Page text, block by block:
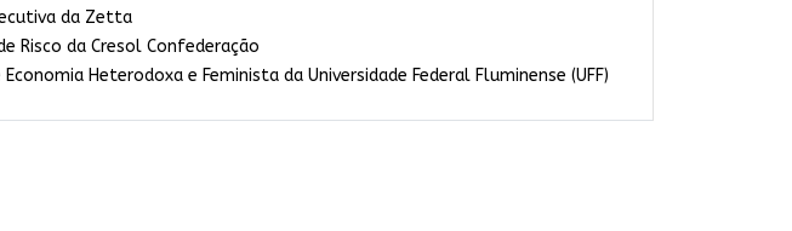
da Zetta
Risco da Cresol Confederação
Heterodoxa e Feminista da Universidade Federal Fluminense (UFF)